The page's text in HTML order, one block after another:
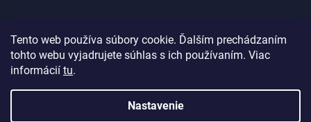
Tento web používa súbory cookie. Ďalším prechádzaním
tohto webu vyjadrujete súhlas s ich používaním. Viac
informácií tu.
Nastavenie
Sledovať na Instagrame
Vytvoril Shoptet